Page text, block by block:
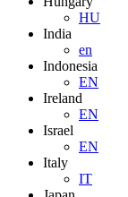
HU
India
en
Indonesia
EN
Ireland
EN
Israel
EN
Italy
IT